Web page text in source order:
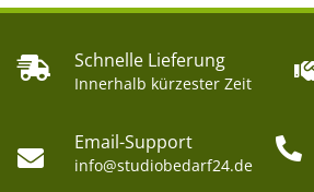
Schnelle Lieferung
Innerhalb kürzester Zeit
Email-Support
info@studiobedarf24.de